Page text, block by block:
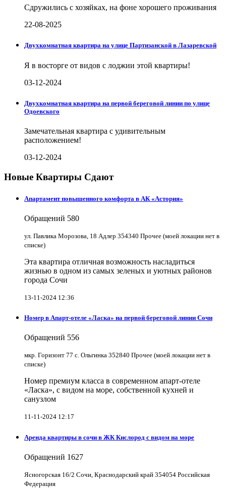
Сдружились с хозяйках, на фоне хорошего проживания
22-08-2025
Двухкомнатная квартира на улице Партизанской в Лазаревской
Я в восторге от видов с лоджии этой квартиры!
03-12-2024
Двухкомнатная квартира на первой береговой линии по улице
Одоевского
Замечательная квартира с удивительным
расположением!
03-12-2024
Новые Квартиры Сдают
Апартамент повышенного комфорта в АК «Астория»
Обращений 580
ул. Павлика Морозова, 18 Адлер 354340 Прочее (моей локации нет в
списке)
Эта квартира отличная возможность насладиться
жизнью в одном из самых зеленых и уютных районов
города Сочи
13-11-2024 12:36
Номер в Апарт-отеле «Ласка» на первой береговой линии Сочи
Обращений 556
мкр. Горизонт 77 с. Ольгинка 352840 Прочее (моей локации нет в
списке)
Номер премиум класса в современном апарт-отеле
«Ласка», с видом на море, собственной кухней и
санузлом
11-11-2024 12:17
Аренда квартиры в сочи в ЖК Кислород с видом на море
Обращений 1627
Ясногорская 16/2 Сочи, Краснодарский край 354054 Российская
Федерация